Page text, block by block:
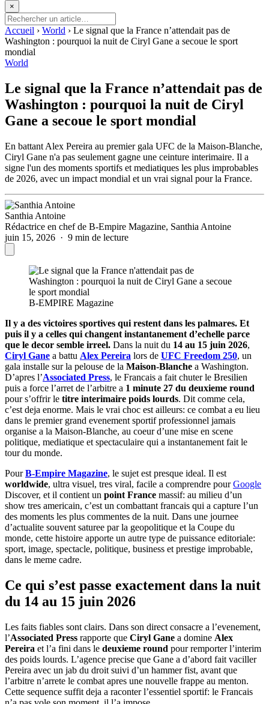
×
Accueil › World › Le signal que la France n’attendait pas de
Washington : pourquoi la nuit de Ciryl Gane a secoue le sport
mondial
World
Le signal que la France n’attendait pas de
Washington : pourquoi la nuit de Ciryl
Gane a secoue le sport mondial
En battant Alex Pereira au premier gala UFC de la Maison-Blanche,
Ciryl Gane n'a pas seulement gagne une ceinture interimaire. Il a
signe l'un des moments sportifs et mediatiques les plus improbables
de 2026, avec un impact mondial et un vrai signal pour la France.
Santhia Antoine
Rédactrice en chef de B-Empire Magazine, Santhia Antoine
juin 15, 2026 · 9 min de lecture
B-EMPIRE Magazine
Il y a des victoires sportives qui restent dans les palmares. Et
puis il y a celles qui changent instantanement d’echelle parce
que le decor semble irreel. Dans la nuit du 14 au 15 juin 2026,
Ciryl Gane a battu Alex Pereira lors de UFC Freedom 250, un
gala installe sur la pelouse de la Maison-Blanche a Washington.
D’apres l’Associated Press, le Francais a fait chuter le Bresilien
puis a force l’arret de l’arbitre a 1 minute 27 du deuxieme round
pour s’offrir le titre interimaire poids lourds. Dit comme cela,
c’est deja enorme. Mais le vrai choc est ailleurs: ce combat a eu lieu
dans le premier grand evenement sportif professionnel jamais
organise a la Maison-Blanche, au coeur d’une mise en scene
politique, mediatique et spectaculaire qui a instantanement fait le
tour du monde.
PourB-Empire Magazine, le sujet est presque ideal. Il est
worldwide, ultra visuel, tres viral, facile a comprendre pourGoogle
Discover, et il contient un point France massif: au milieu d’un
show tres americain, c’est un combattant francais qui a capture l’un
des moments les plus commentes de la nuit. Dans une journee
d’actualite souvent saturee par la geopolitique et la Coupe du
monde, cette histoire apporte un autre type de puissance editoriale:
sport, image, spectacle, politique, business et prestige improbable,
dans le meme cadre.
Ce qui s’est passe exactement dans la nuit
du 14 au 15 juin 2026
Les faits fiables sont clairs. Dans son direct consacre a l’evenement,
l’Associated Press rapporte que Ciryl Gane a domine Alex
Pereira et l’a fini dans le deuxieme round pour remporter l’interim
des poids lourds. L’agence precise que Gane a d’abord fait vaciller
Pereira avec un jab du droit suivi d’un hammer fist, avant que
l’arbitre n’arrete le combat apres une nouvelle frappe au menton.
Cette sequence suffit deja a raconter l’essentiel sportif: le Francais